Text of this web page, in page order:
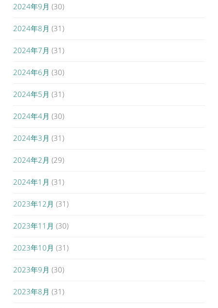
2024年9月 (30)
2024年8月 (31)
2024年7月 (31)
2024年6月 (30)
2024年5月 (31)
2024年4月 (30)
2024年3月 (31)
2024年2月 (29)
2024年1月 (31)
2023年12月 (31)
2023年11月 (30)
2023年10月 (31)
2023年9月 (30)
2023年8月 (31)